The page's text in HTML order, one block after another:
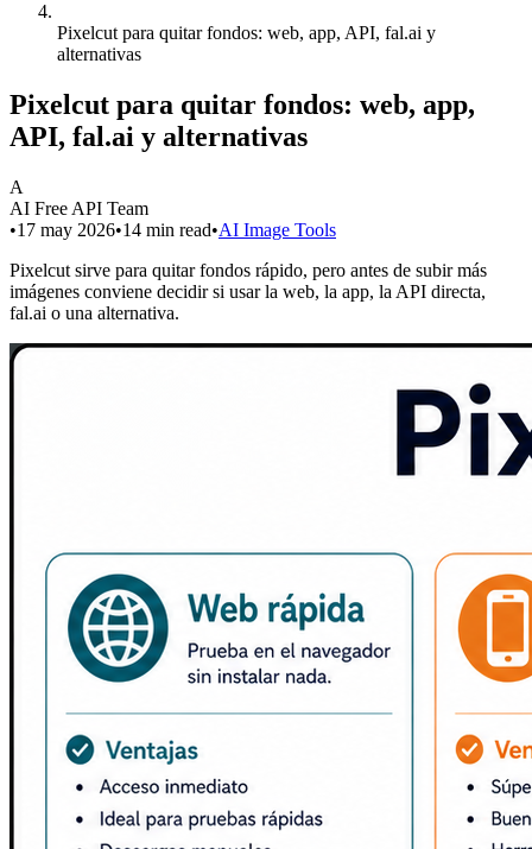
Pixelcut para quitar fondos: web, app, API, fal.ai y
alternativas
Pixelcut para quitar fondos: web, app,
API, fal.ai y alternativas
A
AI Free API Team
•17 may 2026•14 min read•AI Image Tools
Pixelcut sirve para quitar fondos rápido, pero antes de subir más
imágenes conviene decidir si usar la web, la app, la API directa,
fal.ai o una alternativa.